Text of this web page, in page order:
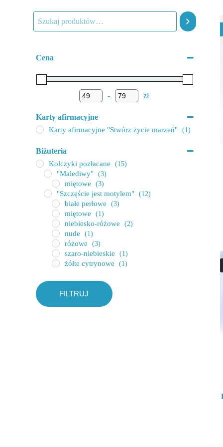
Wyszukiwarka:
Cena
- zł
Karty afirmacyjne
Karty afirmacyjne "Stwórz życie marzeń" (1)
Biżuteria
Kolczyki pozłacane (15)
"Malediwy" (3)
miętowe (3)
"Szczęście jest motylem" (12)
białe perłowe (3)
miętowe (1)
niebiesko-różowe (2)
nude (1)
różowe (3)
szaro-niebieskie (1)
żółte cytrynowe (1)
FILTRUJ